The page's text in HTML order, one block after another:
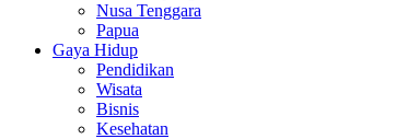
Nusa Tenggara
Papua
Gaya Hidup
Pendidikan
Wisata
Bisnis
Kesehatan